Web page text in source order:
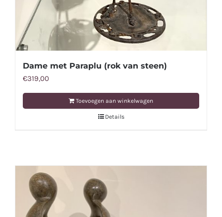
Dame met Paraplu (rok van steen)
€319,00
Toevoegen aan winkelwagen
Details